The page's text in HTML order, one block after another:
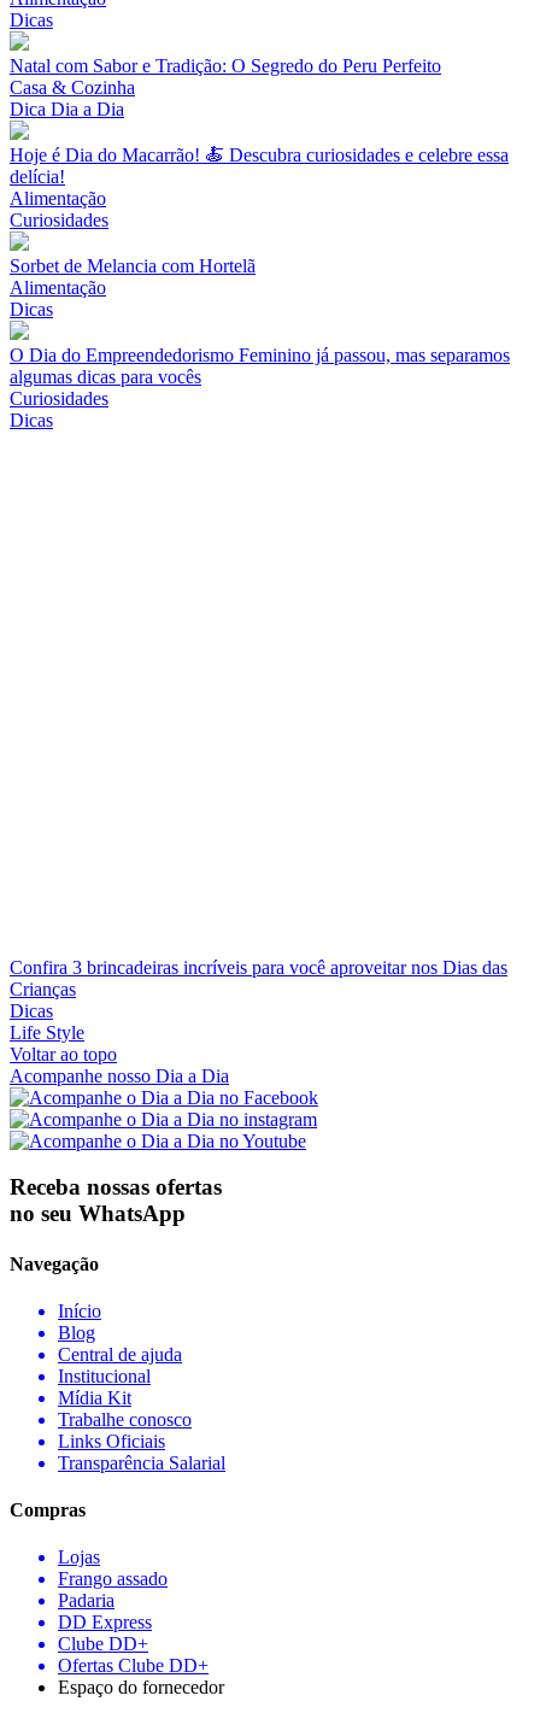
Dicas
Natal com Sabor e Tradição: O Segredo do Peru Perfeito
Casa & Cozinha
Dica Dia a Dia
Hoje é Dia do Macarrão! 🍝 Descubra curiosidades e celebre essa
delícia!
Alimentação
Curiosidades
Sorbet de Melancia com Hortelã
Alimentação
Dicas
O Dia do Empreendedorismo Feminino já passou, mas separamos
algumas dicas para vocês
Curiosidades
Dicas
Confira 3 brincadeiras incríveis para você aproveitar nos Dias das
Crianças
Dicas
Life Style
Voltar ao topo
Acompanhe nosso Dia a Dia
Receba nossas ofertas
no seu WhatsApp
Navegação
Início
Blog
Central de ajuda
Institucional
Mídia Kit
Trabalhe conosco
Links Oficiais
Transparência Salarial
Compras
Lojas
Frango assado
Padaria
DD Express
Clube DD+
Ofertas Clube DD+
Espaço do fornecedor